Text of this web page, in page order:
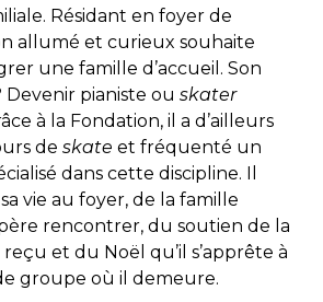
Résidant en foyer de
allumé et curieux souhaite
une famille d’accueil. Son
pianiste ou skater
à la Fondation, il a d’ailleurs
de skate et fréquenté un
dans cette discipline. Il
vie au foyer, de la famille
rencontrer, du soutien de la
reçu et du Noël qu’il s’apprête à
groupe où il demeure.